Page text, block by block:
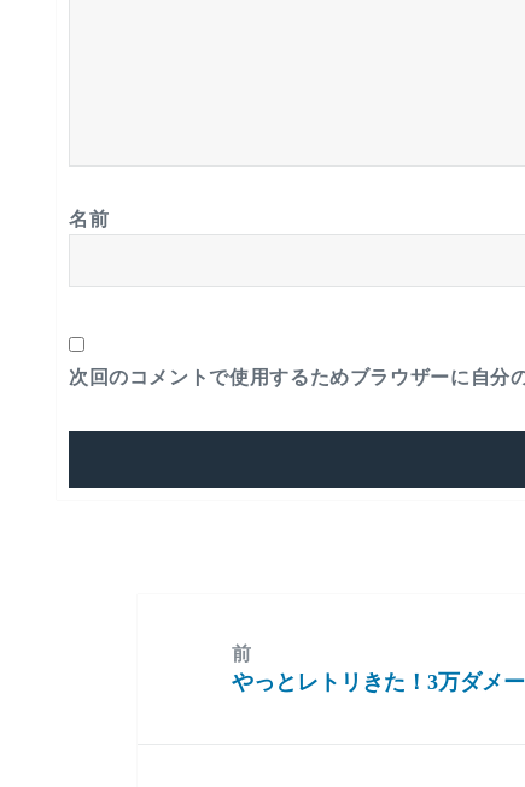
名前
次回のコメントで使用するためブラウザーに自分
前
前
やっとレトリきた！3万ダメ